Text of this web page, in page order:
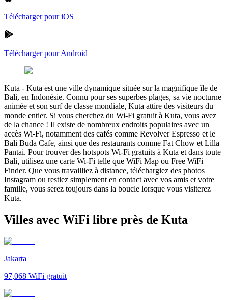
Télécharger pour iOS
Télécharger pour Android
Kuta - Kuta est une ville dynamique située sur la magnifique île de
Bali, en Indonésie. Connu pour ses superbes plages, sa vie nocturne
animée et son surf de classe mondiale, Kuta attire des visiteurs du
monde entier. Si vous cherchez du Wi-Fi gratuit à Kuta, vous avez
de la chance ! Il existe de nombreux endroits populaires avec un
accès Wi-Fi, notamment des cafés comme Revolver Espresso et le
Bali Buda Cafe, ainsi que des restaurants comme Fat Chow et Lilla
Pantai. Pour trouver des hotspots Wi-Fi gratuits à Kuta et dans toute
Bali, utilisez une carte Wi-Fi telle que WiFi Map ou Free WiFi
Finder. Que vous travailliez à distance, téléchargiez des photos
Instagram ou restiez simplement en contact avec vos amis et votre
famille, vous serez toujours dans la boucle lorsque vous visiterez
Kuta.
Villes avec WiFi libre près de Kuta
Jakarta
97,068 WiFi gratuit